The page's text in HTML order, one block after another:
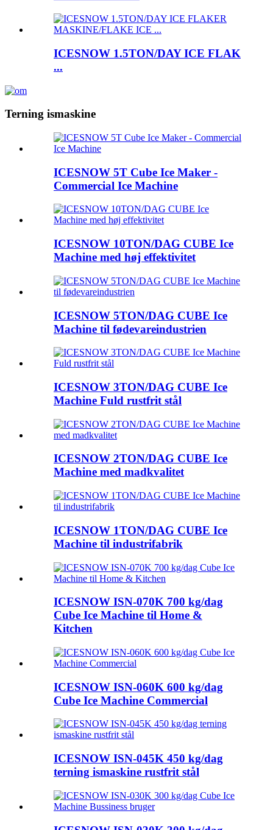
ICESNOW 1.5TON/DAY ICE FLAK
...
Terning ismaskine
ICESNOW 5T Cube Ice Maker -
Commercial Ice Machine
ICESNOW 10TON/DAG CUBE Ice
Machine med høj effektivitet
ICESNOW 5TON/DAG CUBE Ice
Machine til fødevareindustrien
ICESNOW 3TON/DAG CUBE Ice
Machine Fuld rustfrit stål
ICESNOW 2TON/DAG CUBE Ice
Machine med madkvalitet
ICESNOW 1TON/DAG CUBE Ice
Machine til industrifabrik
ICESNOW ISN-070K 700 kg/dag
Cube Ice Machine til Home &
Kitchen
ICESNOW ISN-060K 600 kg/dag
Cube Ice Machine Commercial
ICESNOW ISN-045K 450 kg/dag
terning ismaskine rustfrit stål